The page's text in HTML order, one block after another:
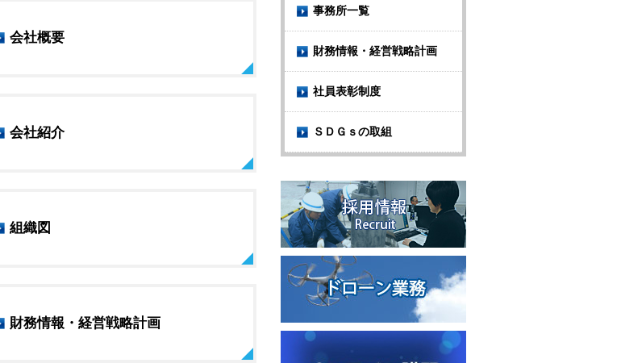
会社概要
会社紹介
組織図
財務情報・経営戦略計画
事務所一覧
財務情報・経営戦略計画
社員表彰制度
ＳＤＧｓの取組